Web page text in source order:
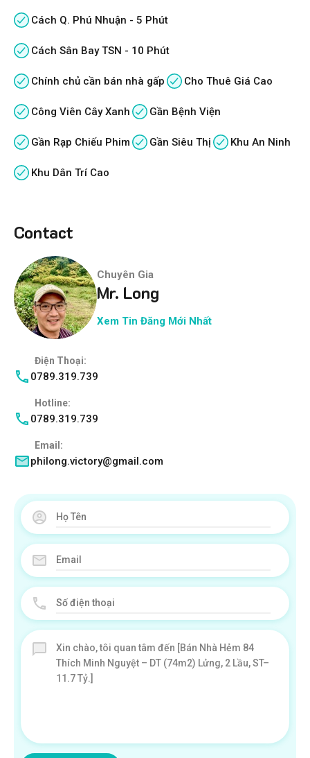
Cách Q. Phú Nhuận - 5 Phút
Cách Sân Bay TSN - 10 Phút
Chính chủ cần bán nhà gấp Cho Thuê Giá Cao
Công Viên Cây Xanh Gần Bệnh Viện
Gần Rạp Chiếu Phim Gần Siêu Thị Khu An Ninh
Khu Dân Trí Cao
Contact
Chuyên Gia
Mr. Long
Xem Tin Đăng Mới Nhất
Điện Thoại:
0789.319.739
Hotline:
0789.319.739
Email:
philong.victory@gmail.com